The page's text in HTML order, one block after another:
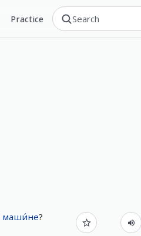
Practice
маши́не?